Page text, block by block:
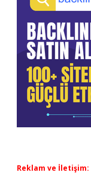
Reklam ve İletişim: